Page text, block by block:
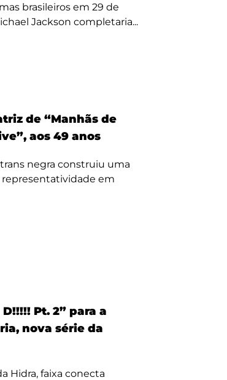
brasileiros em 29 de
Jackson completaria...
de “Manhãs de
aos 49 anos
negra construiu uma
em
Pt. 2” para a
nova série da
Hidra, faixa conecta